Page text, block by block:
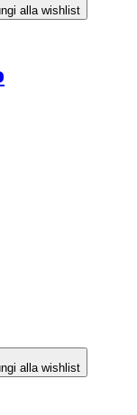
alla wishlist
alla wishlist